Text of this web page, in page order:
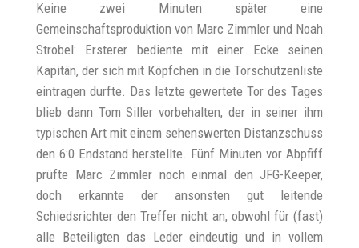
Keine zwei Minuten später eine
Gemeinschaftsproduktion von Marc Zimmler und Noah
Strobel: Ersterer bediente mit einer Ecke seinen
Kapitän, der sich mit Köpfchen in die Torschützenliste
eintragen durfte. Das letzte gewertete Tor des Tages
blieb dann Tom Siller vorbehalten, der in seiner ihm
typischen Art mit einem sehenswerten Distanzschuss
den 6:0 Endstand herstellte. Fünf Minuten vor Abpfiff
prüfte Marc Zimmler noch einmal den JFG-Keeper,
doch erkannte der ansonsten gut leitende
Schiedsrichter den Treffer nicht an, obwohl für (fast)
alle Beteiligten das Leder eindeutig und in vollem